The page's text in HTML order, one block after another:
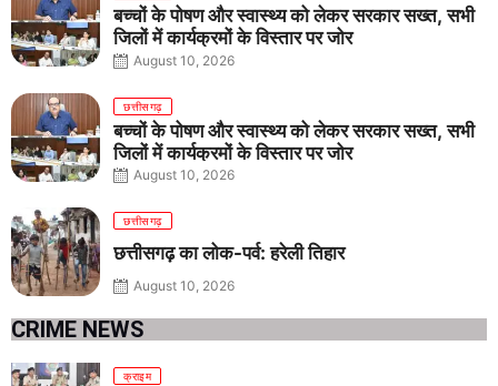
बच्चों के पोषण और स्वास्थ्य को लेकर सरकार सख्त, सभी
जिलों में कार्यक्रमों के विस्तार पर जोर
August 10, 2026
छत्तीसगढ़
बच्चों के पोषण और स्वास्थ्य को लेकर सरकार सख्त, सभी
जिलों में कार्यक्रमों के विस्तार पर जोर
August 10, 2026
छत्तीसगढ़
छत्तीसगढ़ का लोक-पर्व: हरेली तिहार
August 10, 2026
CRIME NEWS
क्राइम